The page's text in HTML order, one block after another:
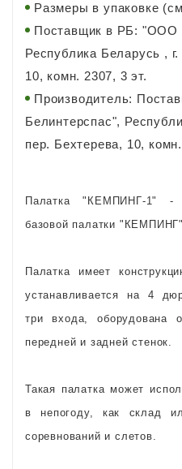
Размеры в упаковке
Поставщик в РБ: "ООО
Республика Беларусь ,
10, комн. 2307, 3 эт.
Производитель:
Белинтерспас",
пер. Бехтерева, 10,
Палатка "КЕМПИНГ-1" -
базовой палатки "КЕМПИНГ"
Палатка имеет
устанавливается на 4
три входа, оборудована
передней и задней стенок.
Такая палатка может
в непогоду, как склад
соревнований и слетов.